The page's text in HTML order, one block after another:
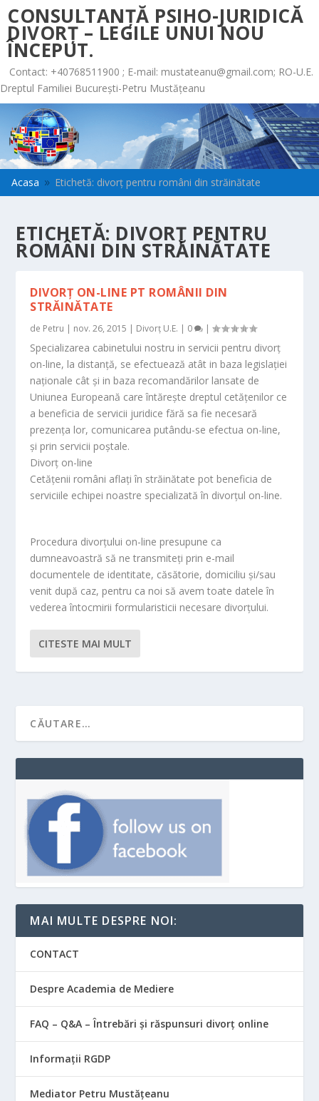
CONSULTANȚĂ PSIHO-JURIDICĂ
DIVORȚ – LEGILE UNUI NOU
ÎNCEPUT.
Contact: +40768511900 ; E-mail: mustateanu@gmail.com; RO-U.E.
Dreptul Familiei București-Petru Mustățeanu
Acasa 9 Etichetă: divorț pentru români din străinătate
ETICHETĂ: DIVORȚ PENTRU
ROMÂNI DIN STRĂINĂTATE
DIVORȚ ON-LINE PT ROMÂNII DIN
STRĂINĂTATE
de Petru | nov. 26, 2015 | Divorț U.E. | 0 |
Specializarea cabinetului nostru in servicii pentru divorț
on-line, la distanță, se efectuează atât in baza legislației
naționale cât și in baza recomandărilor lansate de
Uniunea Europeană care întărește dreptul cetățenilor ce
a beneficia de servicii juridice fără sa fie necesară
prezența lor, comunicarea putându-se efectua on-line,
și prin servicii poștale.
Divorț on-line
Cetățenii români aflați în străinătate pot beneficia de
serviciile echipei noastre specializată în divorțul on-line.
Procedura divorțului on-line presupune ca
dumneavoastră să ne transmiteți prin e-mail
documentele de identitate, căsătorie, domiciliu și/sau
venit după caz, pentru ca noi să avem toate datele în
vederea întocmirii formularisticii necesare divorțului.
CITESTE MAI MULT
MAI MULTE DESPRE NOI:
CONTACT
Despre Academia de Mediere
FAQ – Q&A – Întrebări și răspunsuri divorț online
Informații RGDP
Mediator Petru Mustățeanu